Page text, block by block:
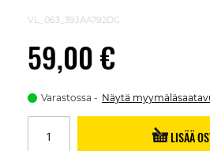
VL_063_39JAA792DC
59,00 €
Varastossa Näytä
LISÄÄ